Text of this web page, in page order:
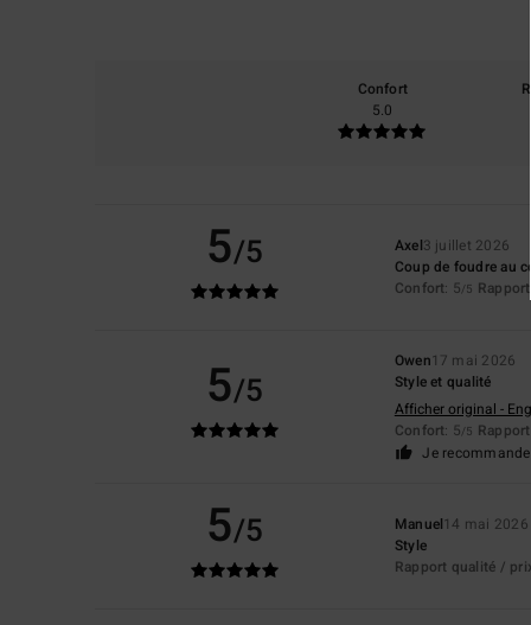
Confort
5.0
5/5 Axel3 juillet 2026
Coup de foudre au
Confort: 5/5
5/5
Owen17 mai 2026
Style et qualité
Afficher original -
Confort: 5/5
Je
5/5 Manuel14 mai 2026
Style
Rapport qualité /